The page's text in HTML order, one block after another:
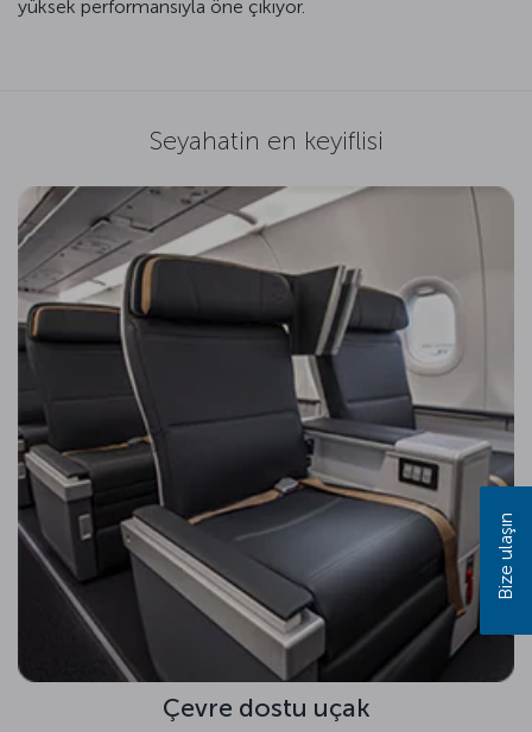
yüksek performansıyla öne çıkıyor.
Seyahatin en keyiflisi
Çevre dostu uçak
Bize ulaşın